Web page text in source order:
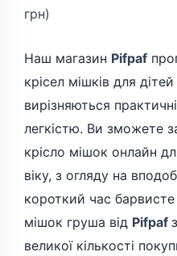
грн)
Наш магазин Pifpaf
крісел мішків для
вирізняються
легкістю. Ви зможете
крісло мішок онлайн
віку, з огляду на
короткий час барвисте
мішок груша від Pifpaf
великої кількості